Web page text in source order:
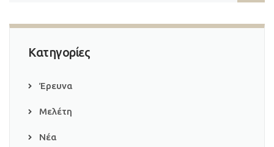
Κατηγορίες
Έρευνα
Μελέτη
Νέα